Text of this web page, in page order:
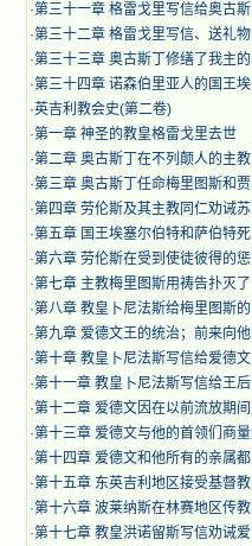
·第三十一章 格雷戈里写信给奥古斯
·第三十二章 格雷戈里写信、送礼物
·第三十三章 奥古斯丁修缮了我主的
·第三十四章 诺森伯里亚人的国王埃
·英吉利教会史(第二卷)
·第一章 神圣的教皇格雷戈里去世
·第二章 奥古斯丁在不列颠人的主教
·第三章 奥古斯丁任命梅里图斯和贾
·第四章 劳伦斯及其主教同仁劝诫苏
·第五章 国王埃塞尔伯特和萨伯特死
·第六章 劳伦斯在受到使徒彼得的惩
·第七章 主教梅里图斯用祷告扑灭了
·第八章 教皇卜尼法斯给梅里图斯的
·第九章 爱德文王的统治；前来向他
·第十章 教皇卜尼法斯写信给爱德文
·第十一章 教皇卜尼法斯写信给王后
·第十二章 爱德文因在以前流放期间
·第十三章 爱德文与他的首领们商量
·第十四章 爱德文和他所有的亲属都
·第十五章 东英吉利地区接受基督教
·第十六章 波莱纳斯在林赛地区传教
·第十七章 教皇洪诺留斯写信劝诫爱